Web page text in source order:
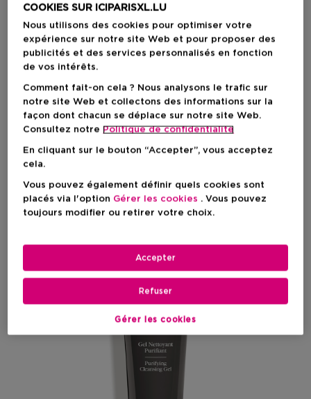
Neem een kleine hoeveelheid Sisleÿum for Men Gel-Crème
Matifiant Anti-Âge en laat het schuimen met water in de
handpalm. Breng het aan op een nat gezicht en vermijd de
oogcontouren. Reinig de huid grondig met ronddraaiende
bewegingen. Spoel grondig af.
Gebruik dagelijks 's ochtends of 's avonds, na Sisleÿum for
Men Lotion Tonique Revitalisante.
Te combineren met
COOKIES SUR ICIPARISXL.LU
Nous utilisons des cookies pour optimiser votre
expérience sur notre site Web et pour proposer des
publicités et des services personnalisés en fonction
de vos intérêts.
Comment fait-on cela ? Nous analysons le trafic sur
notre site Web et collectons des informations sur la
façon dont chacun se déplace sur notre site Web.
Consultez notre Politique de confidentialite
En cliquant sur le bouton “Accepter”, vous acceptez
cela.
Vous pouvez également définir quels cookies sont
placés via l'option Gérer les cookies . Vous pouvez
toujours modifier ou retirer votre choix.
Gérer les cookies
Refuser
Accepter